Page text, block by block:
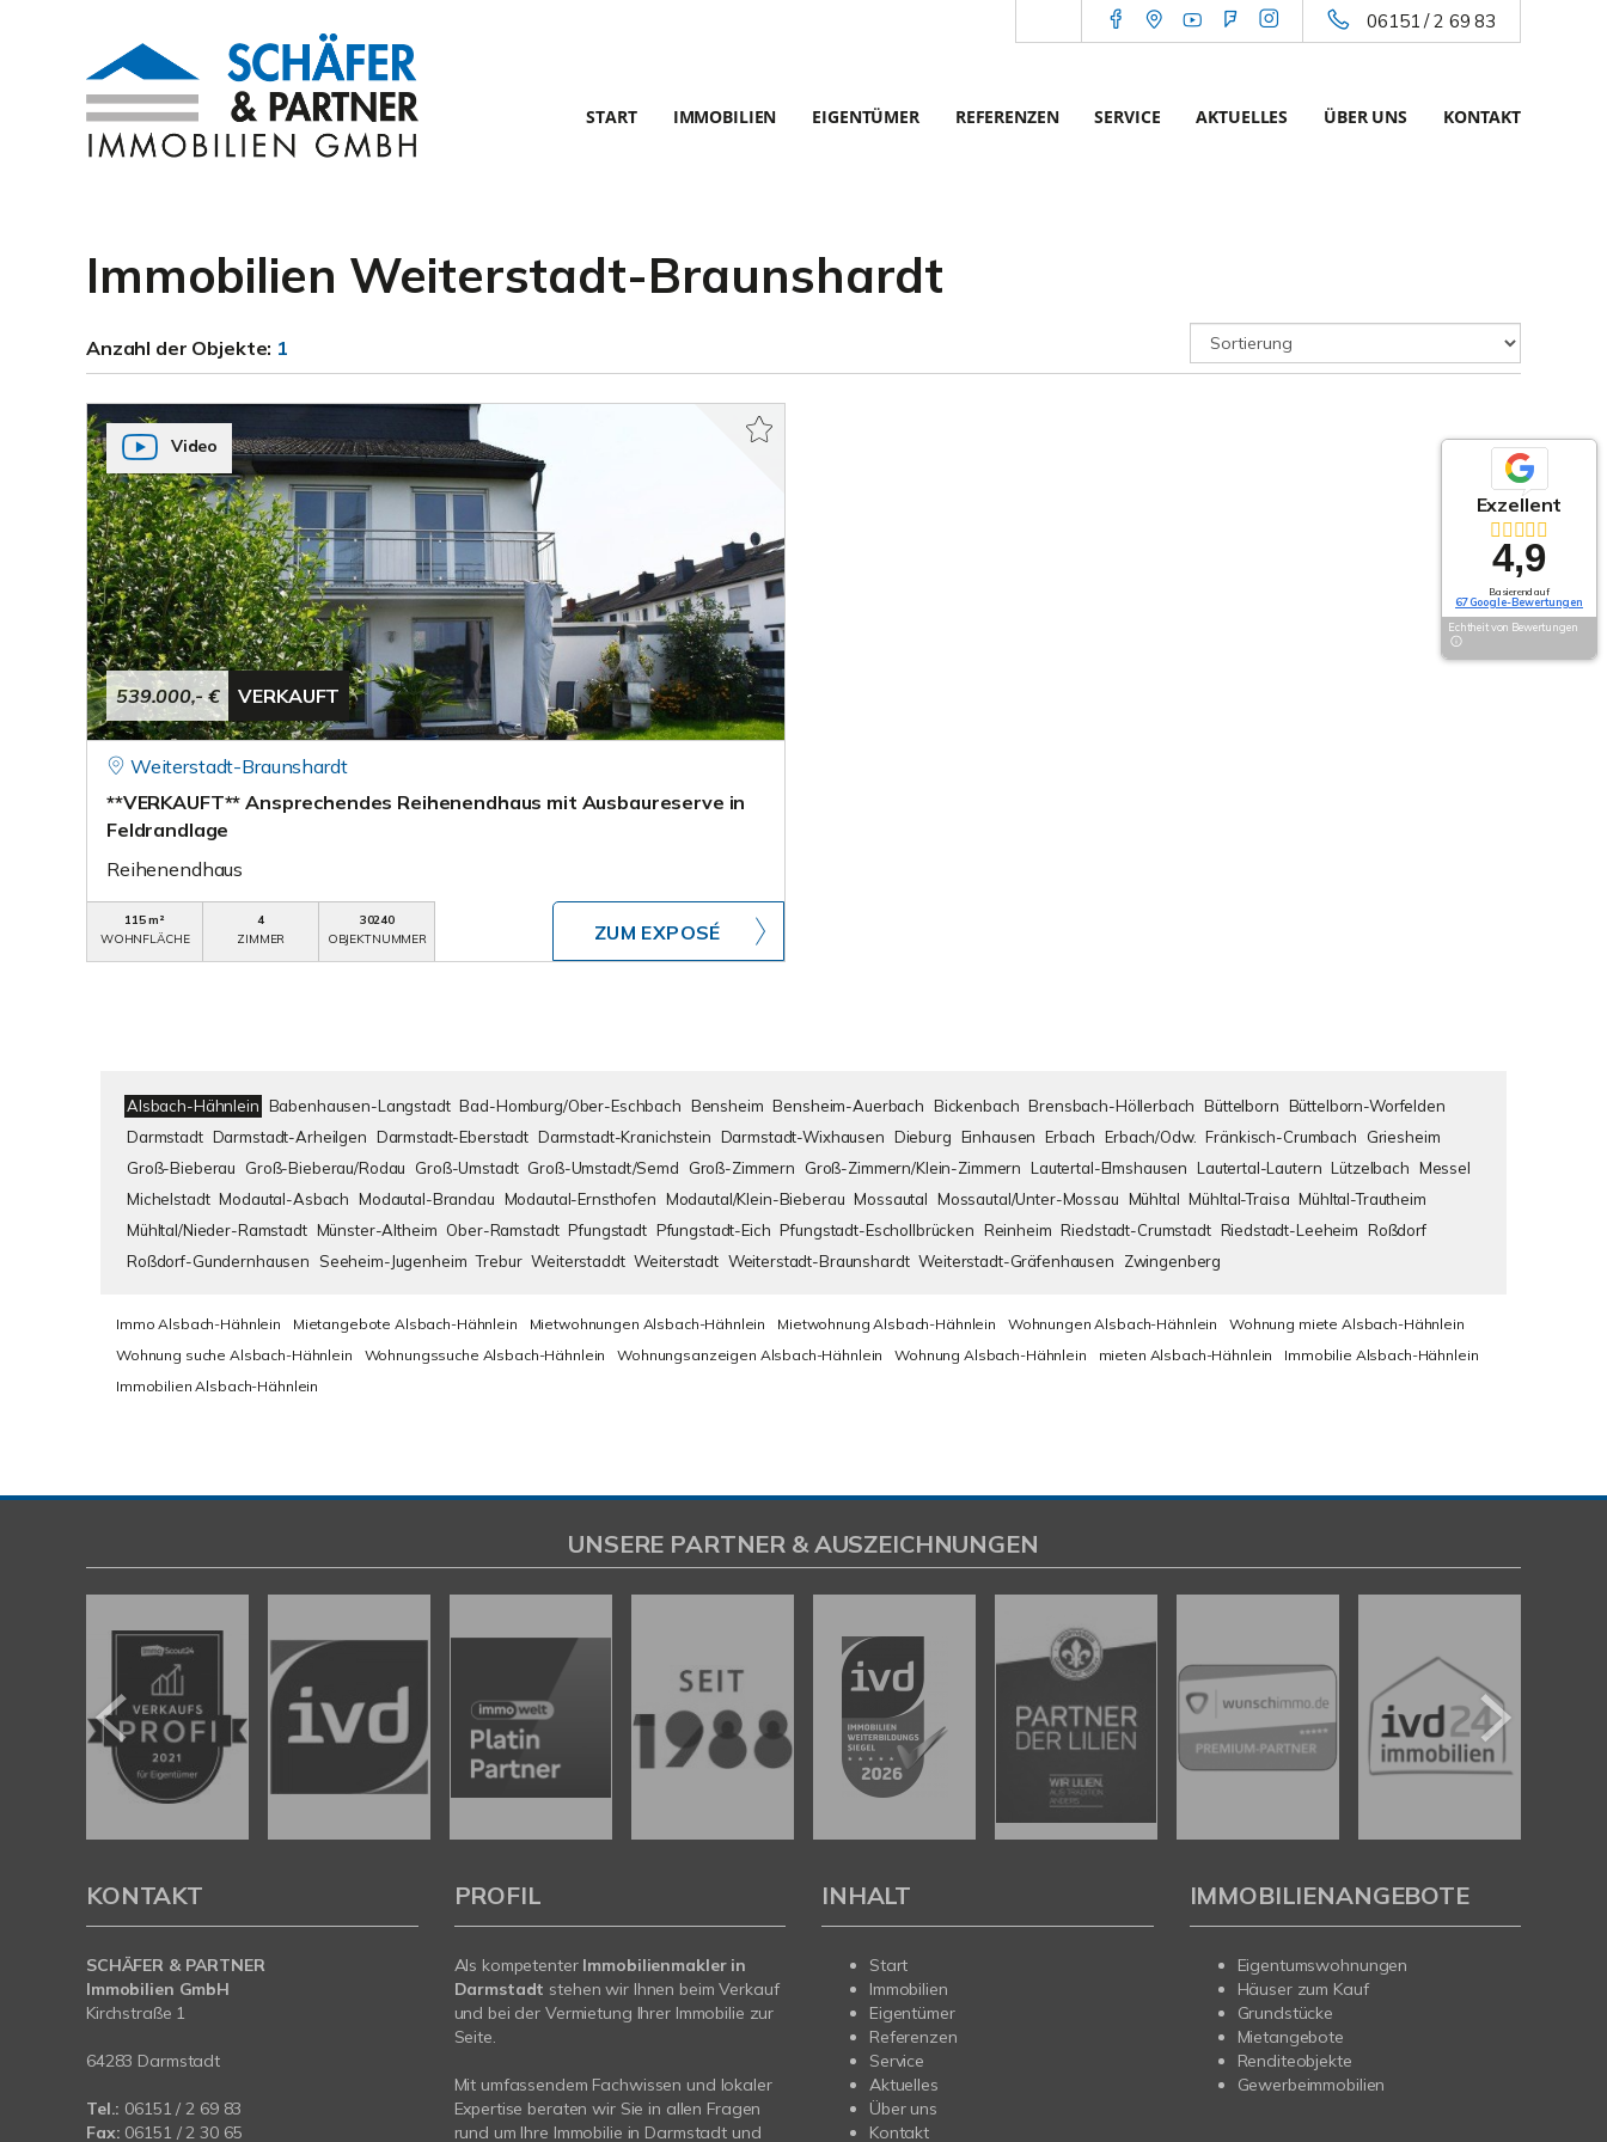
06151 / 2 69 83
START IMMOBILIEN EIGENTÜMER REFERENZEN SERVICE AKTUELLES ÜBER UNS KONTAKT
Immobilien Weiterstadt-Braunshardt
Anzahl der Objekte: 1
539.000,- € VERKAUFT
Video
Weiterstadt-Braunshardt
**VERKAUFT** Ansprechendes Reihenendhaus mit Ausbaureserve in
Feldrandlage
Reihenendhaus
115 m²
WOHNFLÄCHE
4
ZIMMER
30240
OBJEKTNUMMER
ZUM EXPOSÉ
Alsbach-Hähnlein Babenhausen-Langstadt Bad-Homburg/Ober-Eschbach Bensheim Bensheim-Auerbach Bickenbach Brensbach-Höllerbach Büttelborn Büttelborn-Worfelden
Darmstadt Darmstadt-Arheilgen Darmstadt-Eberstadt Darmstadt-Kranichstein Darmstadt-Wixhausen Dieburg Einhausen Erbach Erbach/Odw. Fränkisch-Crumbach
Griesheim
Groß-Bieberau
Groß-Bieberau/Rodau Groß-Umstadt Groß-Umstadt/Semd Groß-Zimmern Groß-Zimmern/Klein-Zimmern Lautertal-Elmshausen Lautertal-Lautern Lützelbach Messel
Michelstadt Modautal-Asbach Modautal-Brandau Modautal-Ernsthofen Modautal/Klein-Bieberau Mossautal Mossautal/Unter-Mossau Mühltal Mühltal-Traisa Mühltal-Trautheim
Mühltal/Nieder-Ramstadt Münster-Altheim Ober-Ramstadt Pfungstadt Pfungstadt-Eich Pfungstadt-Eschollbrücken Reinheim Riedstadt-Crumstadt Riedstadt-Leeheim Roßdorf
Roßdorf-Gundernhausen Seeheim-Jugenheim Trebur Weiterstaddt Weiterstadt Weiterstadt-Braunshardt Weiterstadt-Gräfenhausen Zwingenberg
Immo Alsbach-Hähnlein Mietangebote Alsbach-Hähnlein Mietwohnungen Alsbach-Hähnlein Mietwohnung Alsbach-Hähnlein Wohnungen Alsbach-Hähnlein
Wohnung miete Alsbach-Hähnlein
Wohnung suche Alsbach-Hähnlein
Wohnungssuche Alsbach-Hähnlein Wohnungsanzeigen Alsbach-Hähnlein Wohnung Alsbach-Hähnlein mieten Alsbach-Hähnlein
Immobilie Alsbach-Hähnlein
Immobilien Alsbach-Hähnlein
Exzellent
4,9
Basierend auf
67 Google-Bewertungen
Echtheit von Bewertungen
UNSERE PARTNER & AUSZEICHNUNGEN
KONTAKT
SCHÄFER & PARTNER
Immobilien GmbH
Kirchstraße 1
64283 Darmstadt
Tel.: 06151 / 2 69 83
Fax: 06151 / 2 30 65
PROFIL
Als kompetenter Immobilienmakler in
Darmstadt stehen wir Ihnen beim Verkauf
und bei der Vermietung Ihrer Immobilie zur
Seite.
Mit umfassendem Fachwissen und lokaler
Expertise beraten wir Sie in allen Fragen
rund um Ihre Immobilie in Darmstadt und
INHALT
Start
Immobilien
Eigentümer
Referenzen
Service
Aktuelles
Über uns
Kontakt
IMMOBILIENANGEBOTE
Eigentumswohnungen
Häuser zum Kauf
Grundstücke
Mietangebote
Renditeobjekte
Gewerbeimmobilien